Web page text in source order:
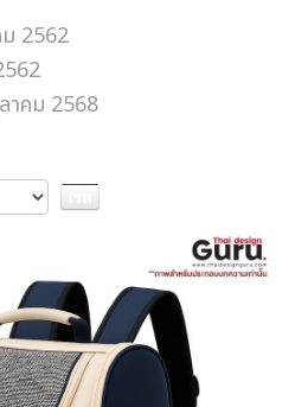
2562
าคม 2568